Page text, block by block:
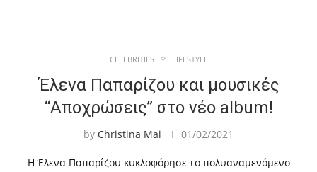
CELEBRITIES LIFESTYLE
Έλενα Παπαρίζου και μουσικές
“Αποχρώσεις” στο νέο album!
by Christina Mai 01/02/2021
Η Έλενα Παπαρίζου κυκλοφόρησε το πολυαναμενόμενο